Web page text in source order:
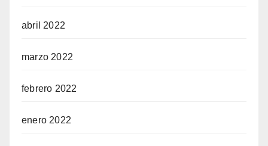
abril 2022
marzo 2022
febrero 2022
enero 2022